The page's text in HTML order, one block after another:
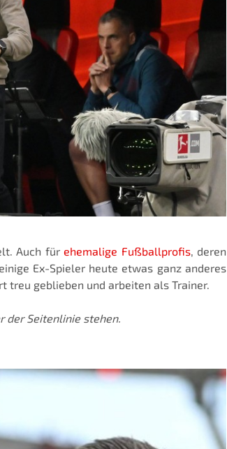
Auch fürehemalige Fußballprofis, deren
Ex-Spieler heute etwas ganz anderes
treu geblieben und arbeiten als Trainer.
der Seitenlinie stehen.